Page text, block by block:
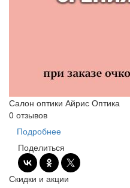
Салон оптики Айрис Оптика
0 отзывов
Подробнее
Поделиться
Скидки и акции